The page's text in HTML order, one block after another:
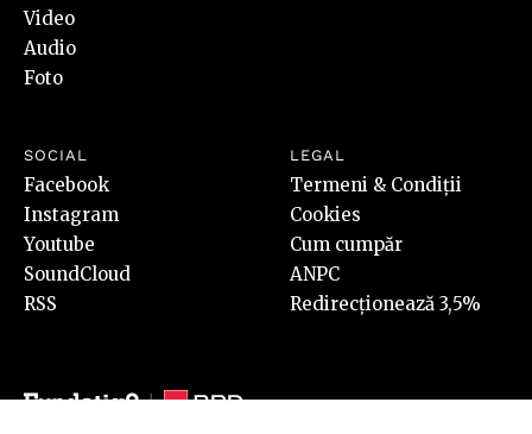
Video
Audio
Foto
SOCIAL
Facebook
Instagram
Youtube
SoundCloud
RSS
LEGAL
Termeni & Condiții
Cookies
Cum cumpăr
ANPC
Redirecționează 3,5%